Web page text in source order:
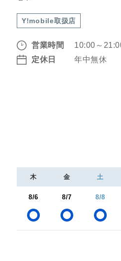
Y!mobile取扱店
営業時間
10:00～
定休日
年中無休
木 金 土
8/6 8/7 8/8